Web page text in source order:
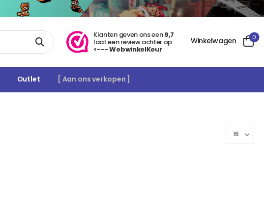
Klanten geven ons een9,7
laat een review achter op
<--- WebwinkelKeur
Winkelwagen 0
Outlet [ Aan ons verkopen ]